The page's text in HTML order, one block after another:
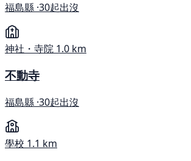
福島縣 ·30起出沒
神社・寺院 1.0 km
不動寺
福島縣 ·30起出沒
學校 1.1 km